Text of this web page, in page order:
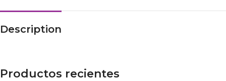
Description
Productos recientes